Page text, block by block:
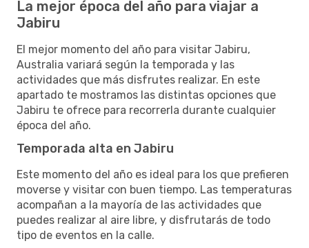
La mejor época del año para viajar a
Jabiru
El mejor momento del año para visitar Jabiru,
Australia variará según la temporada y las
actividades que más disfrutes realizar. En este
apartado te mostramos las distintas opciones que
Jabiru te ofrece para recorrerla durante cualquier
época del año.
Temporada alta en Jabiru
Este momento del año es ideal para los que prefieren
moverse y visitar con buen tiempo. Las temperaturas
acompañan a la mayoría de las actividades que
puedes realizar al aire libre, y disfrutarás de todo
tipo de eventos en la calle.